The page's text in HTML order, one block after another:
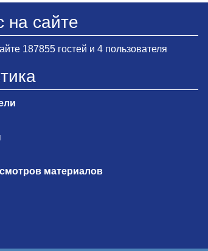
на сайте
187855 гостей и 4 пользователя
материалов